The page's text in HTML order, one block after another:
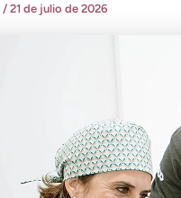
/ 21 de julio de 2026